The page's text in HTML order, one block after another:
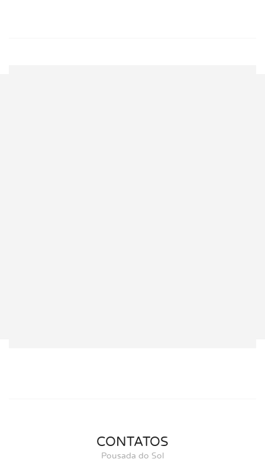
CONTATOS
Pousada do Sol